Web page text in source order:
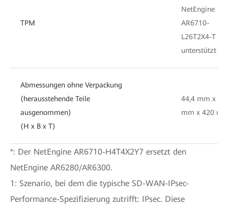
TPM
NetEngine
AR6710-
L26T2X4-T
unterstützt
Abmessungen ohne Verpackung
(herausstehende Teile
ausgenommen)
(H x B x T)
44,4 mm x
mm x 420
*: Der NetEngine AR6710-H4T4X2Y7 ersetzt den
NetEngine AR6280/AR6300.
1: Szenario, bei dem die typische SD-WAN-IPsec-
Performance-Spezifizierung zutrifft: IPsec. Diese